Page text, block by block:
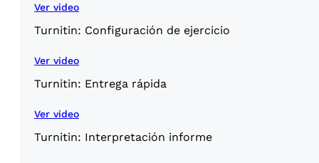
Ver video
Turnitin: Configuración de ejercicio
Ver video
Turnitin: Entrega rápida
Ver video
Turnitin: Interpretación informe